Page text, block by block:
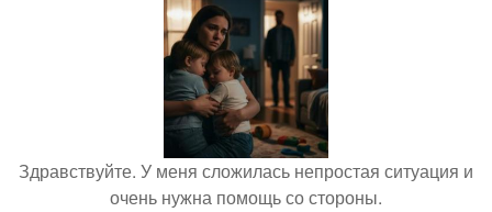
Здравствуйте. У меня сложилась непростая ситуация и
очень нужна помощь со стороны.